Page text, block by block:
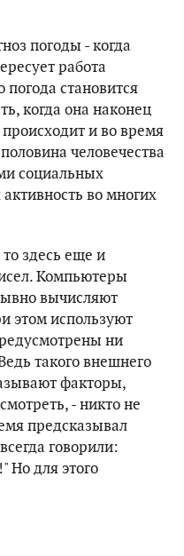
погоды - когда
работа
погода становится
когда она наконец
и во время
человечества
социальных
во многих
здесь еще и
Компьютеры
вычисляют
этом используют
ни
такого внешнего
факторы,
- никто не
предсказывал
говорили:
Но для этого